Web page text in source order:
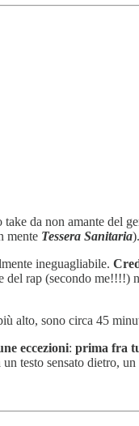
da non amante del
mente Tessera Sanitaria).
ineguagliabile.
del rap (secondo
alto, sono circa 45
eccezioni: prima fra
testo sensato dietro,